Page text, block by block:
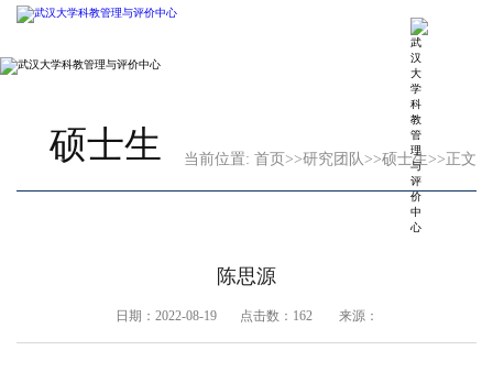
当前位置: 首页 >>研究团队>>硕士生>> 正文
硕士生
陈思源
日期：2022-08-19 点击数： 162来源：